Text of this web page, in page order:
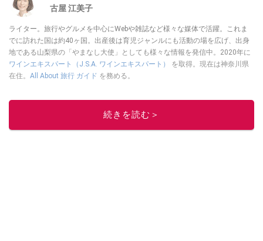
古屋 江美子
ライター。旅行やグルメを中心にWebや雑誌など様々な媒体で活躍。これま
でに訪れた国は約40ヶ国。出産後は育児ジャンルにも活動の場を広げ、出身
地である山梨県の「やまなし大使」としても様々な情報を発信中。2020年に
ワインエキスパート（J.S.A. ワインエキスパート） を取得。現在は神奈川県
在住。 All About 旅行 ガイド を務める。
続きを読む＞